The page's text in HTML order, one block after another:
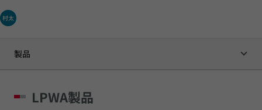
村太
製品
LPWA製品